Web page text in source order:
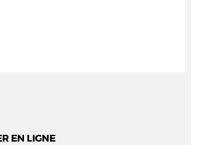
EN LIGNE